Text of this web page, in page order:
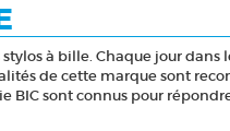
à bille. Chaque jour
de cette marque sont
sont connus pour